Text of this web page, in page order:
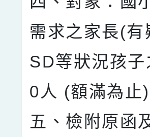
需求之家長(
SD等狀況孩
0人 (額滿為止
五、檢附原函